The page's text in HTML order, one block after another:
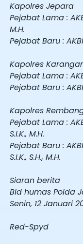
Kapolres Jepara
Pejabat Lama :
M.H.
Pejabat Baru :
Kapolres
Pejabat Lama :
Pejabat Baru :
Kapolres
Pejabat Lama :
S.I.K., M.H.
Pejabat Baru :
S.I.K., S.H., M.H.
Siaran berita
Bid humas Polda
Senin, 12 Januari
Red-Spyd